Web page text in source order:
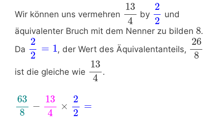
Wir können uns vermehren
13
4
by
2
2
und
äquivalenter Bruch mit dem Nenner zu bilden 8.
Da
2
2
= 1, der Wert des Äquivalentanteils,
26
8
ist die gleiche wie
13
4
.
63
8
−
13
4
×
2
2
=